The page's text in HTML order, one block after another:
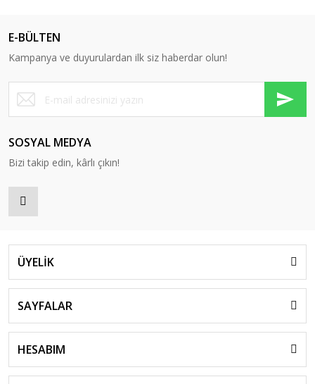
E-BÜLTEN
Kampanya ve duyurulardan ilk siz haberdar olun!
SOSYAL MEDYA
Bizi takip edin, kârlı çıkın!
ÜYELİK
SAYFALAR
HESABIM